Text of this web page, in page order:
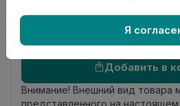
комплекта
Осталось680 шт
Добавить в
Внимание! Внешний вид товара
представленного на
Я